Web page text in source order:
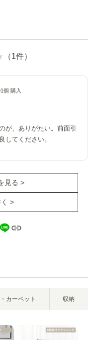
カーペット 収納
（1件）
個 購入
が、ありがたい。前面引
してください。
見る >
>